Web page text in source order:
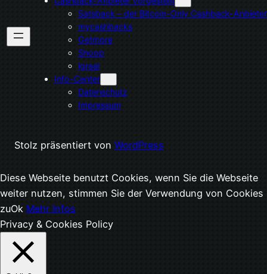
Satsback – der Bitcoin-Only Cashback-Anbieter
mycashbacks
Getmore
Shoop
igraal
Info-Center
Datenschutz
Impressum
Stolz präsentiert von WordPress
Diese Webseite benutzt Cookies, wenn Sie die Webseite
weiter nutzen, stimmen Sie der Verwendung von Cookies
zuOk Mehr Infos
Privacy & Cookies Policy